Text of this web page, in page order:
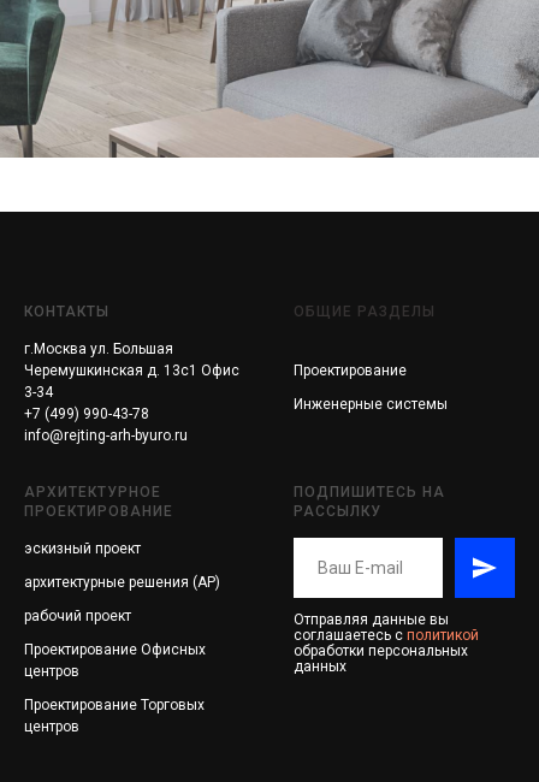
КОНТАКТЫ
г.Москва ул. Большая
Черемушкинская д. 13с1 Офис
3-34
+7 (499) 990-43-78
info@rejting-arh-byuro.ru
ОБЩИЕ РАЗДЕЛЫ
Проектирование
Инженерные системы
АРХИТЕКТУРНОЕ
ПРОЕКТИРОВАНИЕ
эскизный проект
архитектурные решения (АР)
рабочий проект
Проектирование Офисных
центров
Проектирование Торговых
центров
ПОДПИШИТЕСЬ НА
РАССЫЛКУ
Отправляя данные вы
соглашаетесь с политикой
обработки персональных
данных